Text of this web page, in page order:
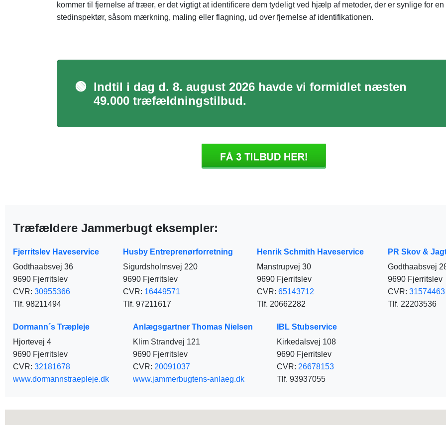
kommer til fjernelse af træer, er det vigtigt at identificere dem tydeligt ved hjælp af metoder, der er synlige for en
stedinspektør, såsom mærkning, maling eller flagning, ud over fjernelse af identifikationen.
🟢 Indtil i dag d. 8. august 2026 havde vi formidlet næsten
49.000 træfældningstilbud.
Træfældere Jammerbugt eksempler:
Fjerritslev Haveservice
Godthaabsvej 36
9690 Fjerritslev
CVR: 30955366
Tlf. 98211494
Husby Entreprenørforretning
Sigurdsholmsvej 220
9690 Fjerritslev
CVR: 16449571
Tlf. 97211617
Henrik Schmith Haveservice
Manstrupvej 30
9690 Fjerritslev
CVR: 65143712
Tlf. 20662282
PR Skov &
Godthaabsvej
9690 Fjerritslev
CVR: 31574463
Tlf. 22203536
Dormann´s Træpleje
Hjortevej 4
9690 Fjerritslev
CVR: 32181678
www.dormannstraepleje.dk
Anlægsgartner Thomas Nielsen
Klim Strandvej 121
9690 Fjerritslev
CVR: 20091037
www.jammerbugtens-anlaeg.dk
IBL Stubservice
Kirkedalsvej 108
9690 Fjerritslev
CVR: 26678153
Tlf. 93937055